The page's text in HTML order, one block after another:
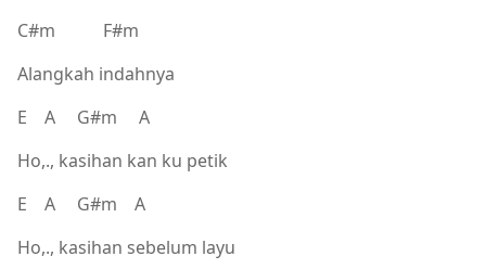
C#m F#m
Alangkah indahnya
E A G#m A
Ho,., kasihan kan ku petik
E A G#m A
Ho,., kasihan sebelum layu